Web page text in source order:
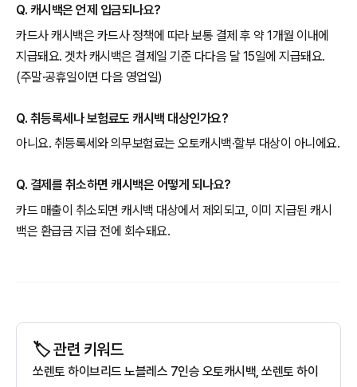
Q. 캐시백은 언제 입금되나요?
카드사 캐시백은 카드사 정책에 따라 보통 결제 후 약 1개월 이내에
지급돼요. 겟차 캐시백은 결제일 기준 다다음 달 15일에 지급돼요.
(주말·공휴일이면 다음 영업일)
Q. 취등록세나 보험료도 캐시백 대상인가요?
아니요. 취등록세와 의무보험료는 오토캐시백·할부 대상이 아니에요.
Q. 결제를 취소하면 캐시백은 어떻게 되나요?
카드 매출이 취소되면 캐시백 대상에서 제외되고, 이미 지급된 캐시
백은 환급금 지급 전에 회수돼요.
🏷️ 관련 키워드
쏘렌토 하이브리드 노블레스 7인승 오토캐시백, 쏘렌토 하이